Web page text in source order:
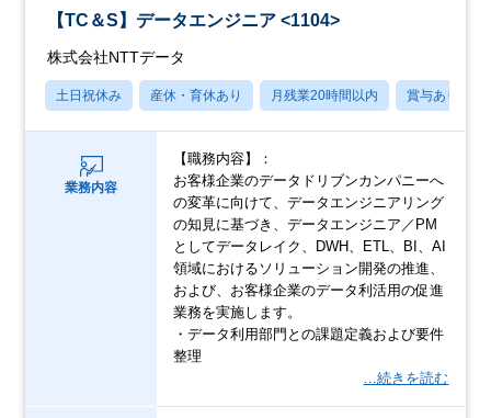
【TC＆S】データエンジニア <1104>
株式会社NTTデータ
土日祝休み 産休・育休あり 月残業20時間以内 賞与あり
業務内容
【職務内容】：
お客様企業のデータドリブンカンパニーへ
の変革に向けて、データエンジニアリング
の知見に基づき、データエンジニア／PM
としてデータレイク、DWH、ETL、BI、AI
領域におけるソリューション開発の推進、
および、お客様企業のデータ利活用の促進
業務を実施します。
・データ利用部門との課題定義および要件
整理
…続きを読む